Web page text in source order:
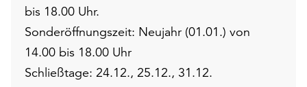
bis 18.00 Uhr.
Sonderöffnungszeit: Neujahr (01.01.) von
14.00 bis 18.00 Uhr
Schließtage: 24.12., 25.12., 31.12.